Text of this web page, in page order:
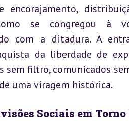
encorajamento,
se congregou à
com a ditadura. A
da liberdade de
sem filtro, comunicados
uma viragem histórica.
Sociais em Torno